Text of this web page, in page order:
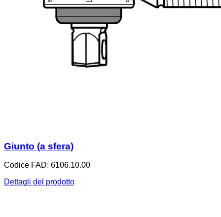
Giunto (a sfera)
Codice FAD: 6106.10.00
Dettagli del prodotto